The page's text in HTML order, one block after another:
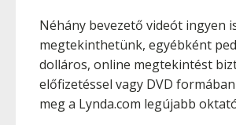
Néhány bevezető videót ingyen
megtekinthetünk, egyébként
dolláros, online megtekintést
előfizetéssel vagy DVD
meg a Lynda.com legújabb